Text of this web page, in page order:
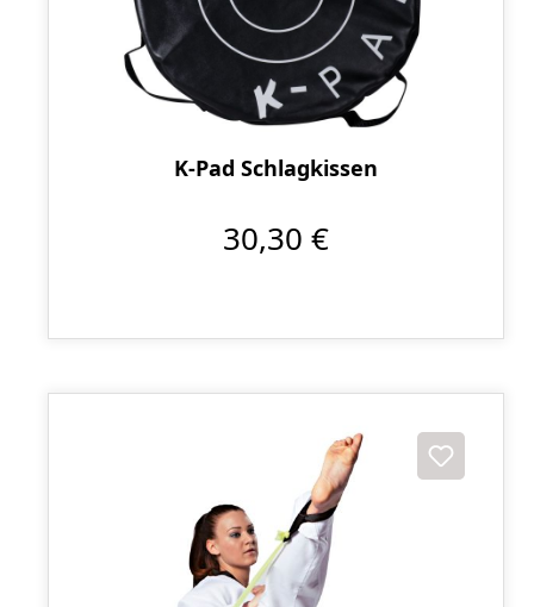
K-Pad Schlagkissen
30,30 €